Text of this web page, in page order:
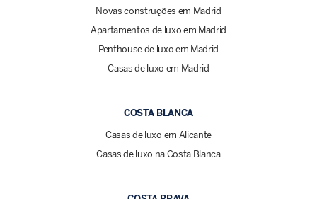
Novas construções em Madrid
Apartamentos de luxo em Madrid
Penthouse de luxo em Madrid
Casas de luxo em Madrid
COSTA BLANCA
Casas de luxo em Alicante
Casas de luxo na Costa Blanca